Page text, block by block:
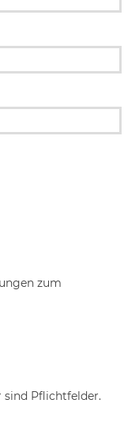
zum
Pflichtfelder.